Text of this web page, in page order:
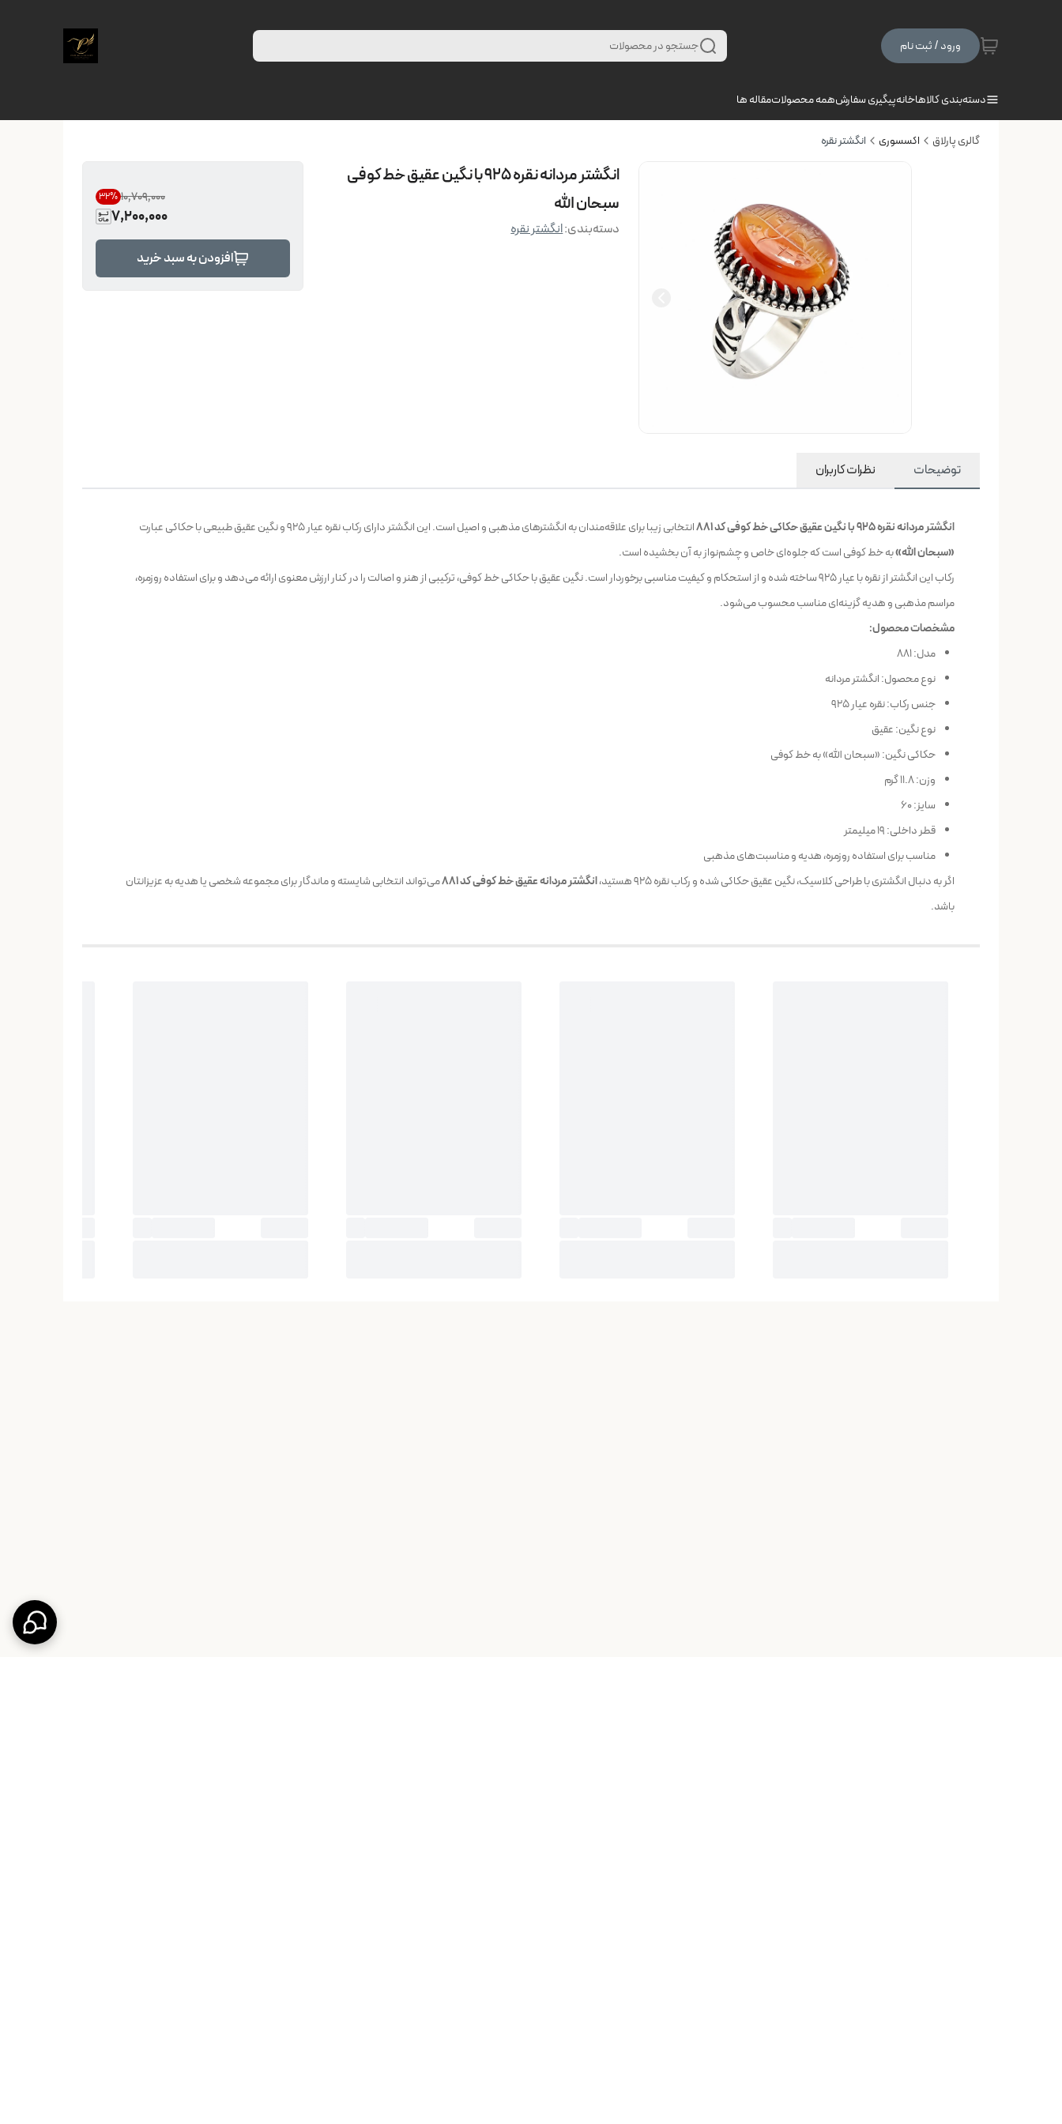
ورود / ثبت نام جستجو در محصولات
دسته‌بندی کالاهاخانهپیگیری سفارشهمه محصولاتمقاله ها
گالری پارلاق اکسسوری انگشتر نقره
انگشتر مردانه نقره 925 با نگین عقیق خط کوفی
سبحان الله
دسته‌بندی:انگشتر نقره
۱۰٬۷۰۹٬۰۰۰ 32%
7,200,000
افزودن به سبد خرید
توضیحات نظرات کاربران
انگشتر مردانه نقره 925 با نگین عقیق حکاکی خط کوفی کد 881
انتخابی زیبا برای علاقه‌مندان به انگشترهای مذهبی و اصیل است. این انگشتر دارای رکاب نقره عیار 925 و نگین عقیق طبیعی با حکاکی عبارت
«سبحان الله»به خط کوفی است که جلوه‌ای خاص و چشم‌نواز به آن بخشیده است.
رکاب این انگشتر از نقره با عیار 925 ساخته شده و از استحکام و کیفیت مناسبی برخوردار است. نگین عقیق با حکاکی خط کوفی، ترکیبی از هنر و اصالت را در کنار ارزش معنوی ارائه می‌دهد و برای استفاده روزمره،
مراسم مذهبی و هدیه گزینه‌ای مناسب محسوب می‌شود.
مشخصات محصول:
مدل: 881
نوع محصول: انگشتر مردانه
جنس رکاب: نقره عیار 925
نوع نگین: عقیق
حکاکی نگین: «سبحان الله» به خط کوفی
وزن: 11.8 گرم
سایز: 60
قطر داخلی: 19 میلیمتر
مناسب برای استفاده روزمره، هدیه و مناسبت‌های مذهبی
اگر به دنبال انگشتری با طراحی کلاسیک، نگین عقیق حکاکی شده و رکاب نقره 925 هستید،
انگشتر مردانه عقیق خط کوفی کد 881
می‌تواند انتخابی شایسته و ماندگار برای مجموعه شخصی یا هدیه به عزیزانتان
باشد.